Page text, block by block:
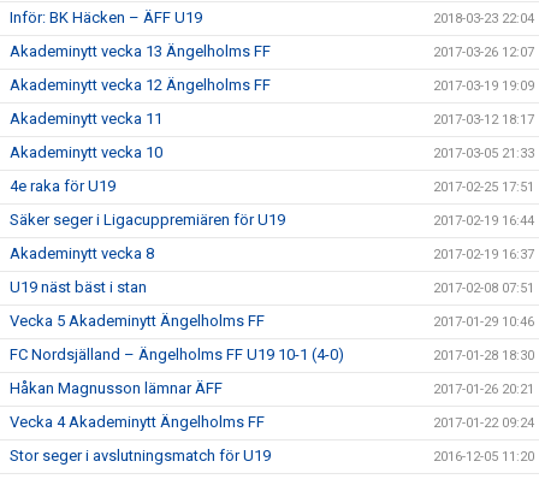
Inför: BK Häcken – ÄFF U19 2018-03-23 22:04
Akademinytt vecka 13 Ängelholms FF 2017-03-26 12:07
Akademinytt vecka 12 Ängelholms FF 2017-03-19 19:09
Akademinytt vecka 11 2017-03-12 18:17
Akademinytt vecka 10 2017-03-05 21:33
4e raka för U19 2017-02-25 17:51
Säker seger i Ligacuppremiären för U19 2017-02-19 16:44
Akademinytt vecka 8 2017-02-19 16:37
U19 näst bäst i stan 2017-02-08 07:51
Vecka 5 Akademinytt Ängelholms FF 2017-01-29 10:46
FC Nordsjälland – Ängelholms FF U19 10-1 (4-0) 2017-01-28 18:30
Håkan Magnusson lämnar ÄFF 2017-01-26 20:21
Vecka 4 Akademinytt Ängelholms FF 2017-01-22 09:24
Stor seger i avslutningsmatch för U19 2016-12-05 11:20